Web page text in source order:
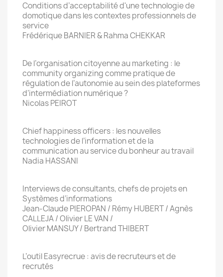
Conditions d’acceptabilité d'une technologie de
domotique dans les contextes professionnels de
service
Frédérique BARNIER & Rahma CHEKKAR
De l’organisation citoyenne au marketing : le
community organizing comme pratique de
régulation de l’autonomie au sein des plateformes
d’intermédiation numérique ?
Nicolas PEIROT
Chief happiness officers : les nouvelles
technologies de l’information et de la
communication au service du bonheur au travail
Nadia HASSANI
Interviews de consultants, chefs de projets en
Systèmes d’informations
Jean-Claude PIEROPAN / Rémy HUBERT / Agnès
CALLEJA / Olivier LE VAN /
Olivier MANSUY / Bertrand THIBERT
L’outil Easyrecrue : avis de recruteurs et de
recrutés